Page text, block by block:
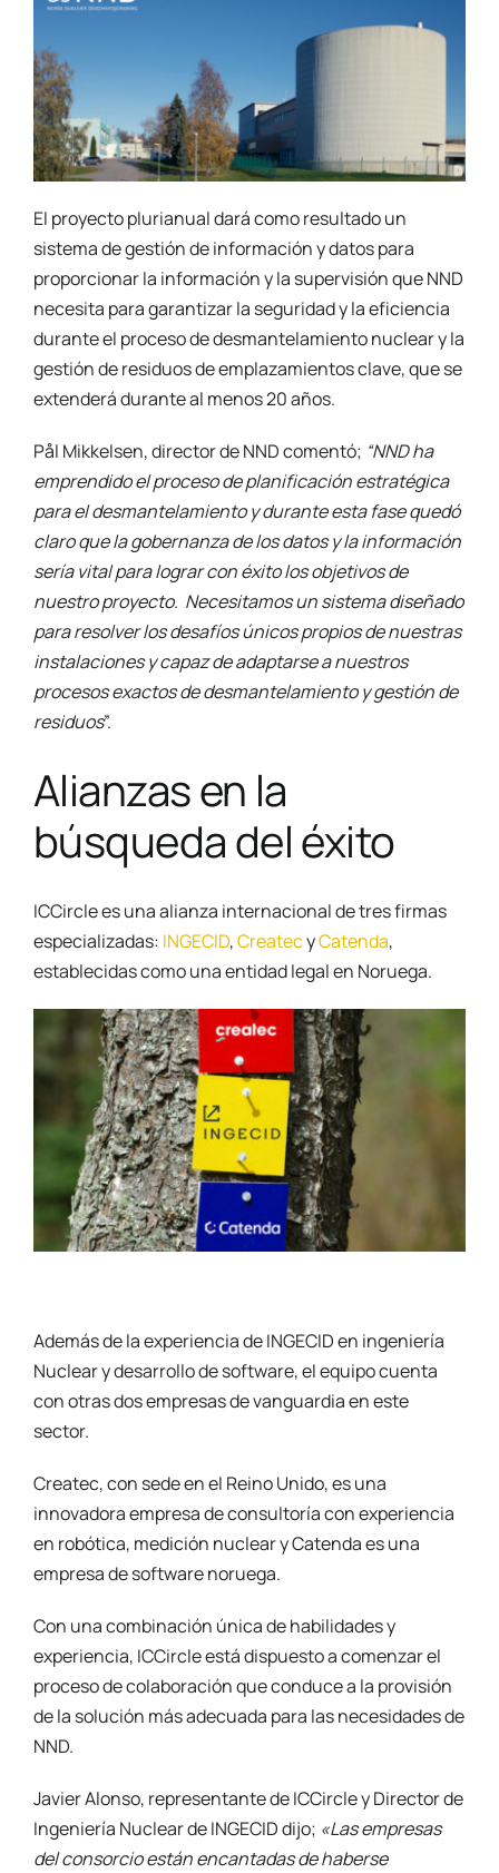
El proyecto plurianual dará como resultado un
sistema de gestión de información y datos para
proporcionar la información y la supervisión que NND
necesita para garantizar la seguridad y la eficiencia
durante el proceso de desmantelamiento nuclear y la
gestión de residuos de emplazamientos clave, que se
extenderá durante al menos 20 años.
Pål Mikkelsen, director de NND comentó; “NND ha
emprendido el proceso de planificación estratégica
para el desmantelamiento y durante esta fase quedó
claro que la gobernanza de los datos y la información
sería vital para lograr con éxito los objetivos de
nuestro proyecto. Necesitamos un sistema diseñado
para resolver los desafíos únicos propios de nuestras
instalaciones y capaz de adaptarse a nuestros
procesos exactos de desmantelamiento y gestión de
residuos”.
Alianzas en la
búsqueda del éxito
ICCircle es una alianza internacional de tres firmas
especializadas: INGECID,CreatecyCatenda,
establecidas como una entidad legal en Noruega.
Además de la experiencia de INGECID en ingeniería
Nuclear y desarrollo de software, el equipo cuenta
con otras dos empresas de vanguardia en este
sector.
Createc, con sede en el Reino Unido, es una
innovadora empresa de consultoría con experiencia
en robótica, medición nuclear y Catenda es una
empresa de software noruega.
Con una combinación única de habilidades y
experiencia, ICCircle está dispuesto a comenzar el
proceso de colaboración que conduce a la provisión
de la solución más adecuada para las necesidades de
NND.
Javier Alonso, representante de ICCircle y Director de
Ingeniería Nuclear de INGECID dijo; «Las empresas
del consorcio están encantadas de haberse